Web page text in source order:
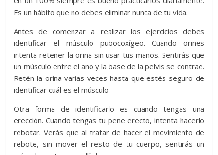
Es un hábito que no debes eliminar nunca de tu vida.
Antes de comenzar a realizar los ejercicios debes
identificar el músculo pubocoxígeo. Cuando orines
intenta retener la orina sin usar tus manos. Sentirás que
un músculo entre el ano y la base de la pelvis se contrae.
Retén la orina varias veces hasta que estés seguro de
identificar cuál es el músculo.
Otra forma de identificarlo es cuando tengas una
erección. Cuando tengas tu pene erecto, intenta hacerlo
rebotar. Verás que al tratar de hacer el movimiento de
rebote, sin mover el resto de tu cuerpo, sentirás un